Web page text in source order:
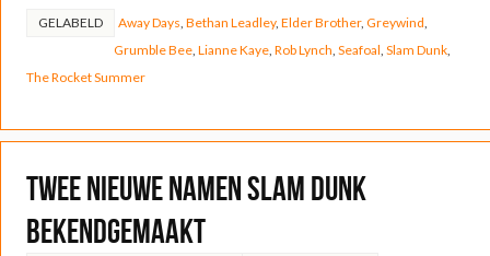
GELABELD Away Days Bethan Leadley, Elder Brother, Greywind
Grumble Bee, Lianne Kaye, Rob Lynch Seafoal Slam Dunk,
The Rocket Summer
Twee nieuwe namen Slam Dunk
bekendgemaakt